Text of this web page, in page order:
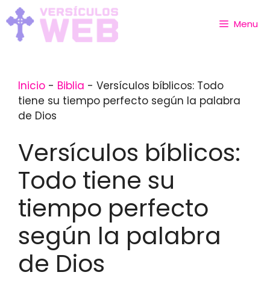
Skip
to
content
Menu
Inicio - Biblia - Versículos bíblicos: Todo
tiene su tiempo perfecto según la palabra
de Dios
Versículos bíblicos:
Todo tiene su
tiempo perfecto
según la palabra
de Dios